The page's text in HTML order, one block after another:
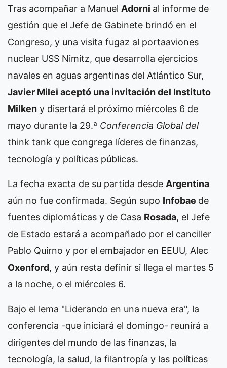
Tras acompañar a Manuel Adorni al informe de
gestión que el Jefe de Gabinete brindó en el
Congreso, y una visita fugaz al portaaviones
nuclear USS Nimitz, que desarrolla ejercicios
navales en aguas argentinas del Atlántico Sur,
Javier Milei aceptó una invitación del Instituto
Milken y disertará el próximo miércoles 6 de
mayo durante la 29.ª Conferencia Global del
think tank que congrega líderes de finanzas,
tecnología y políticas públicas.
La fecha exacta de su partida desde Argentina
aún no fue confirmada. Según supo Infobae de
fuentes diplomáticas y de Casa Rosada, el Jefe
de Estado estará a acompañado por el canciller
Pablo Quirno y por el embajador en EEUU, Alec
Oxenford, y aún resta definir si llega el martes 5
a la noche, o el miércoles 6.
Bajo el lema "Liderando en una nueva era", la
conferencia -que iniciará el domingo- reunirá a
dirigentes del mundo de las finanzas, la
tecnología, la salud, la filantropía y las políticas